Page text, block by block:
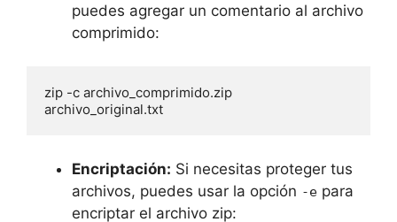
puedes agregar un comentario al archivo
comprimido:
zip -c archivo_comprimido.zip
archivo_original.txt
Encriptación: Si necesitas proteger tus
archivos, puedes usar la opción -e para
encriptar el archivo zip: